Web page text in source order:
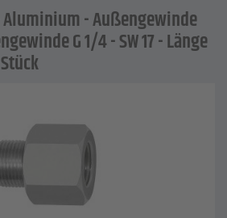
- Außengewinde
G 1/4 - SW 17 - Länge